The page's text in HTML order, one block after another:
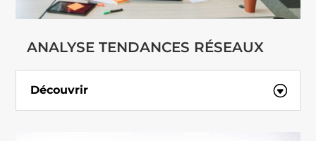
ANALYSE TENDANCES RÉSEAUX
Découvrir